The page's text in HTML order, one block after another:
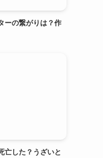
ーの繋がりは？作
亡した？うざいと